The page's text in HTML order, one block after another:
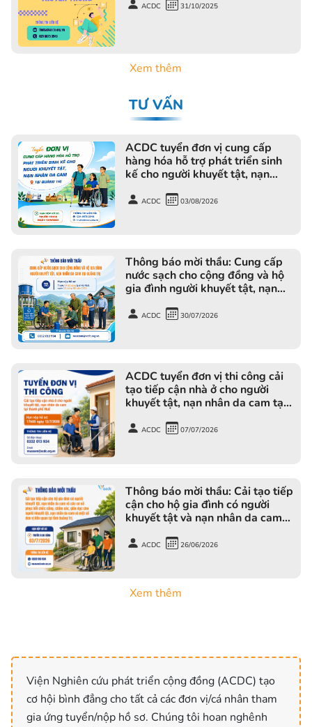
ACDC 31/10/2025
Xem thêm
TƯ VẤN
ACDC tuyển đơn vị cung cấp
hàng hóa hỗ trợ phát triển sinh
kế cho người khuyết tật, nạn
ACDC 03/08/2026
Thông báo mời thầu: Cung cấp
nước sạch cho cộng đồng và hộ
gia đình người khuyết tật, nạn
ACDC 30/07/2026
ACDC tuyển đơn vị thi công cải
tạo tiếp cận nhà ở cho người
khuyết tật, nạn nhân da cam tại
ACDC 07/07/2026
Thông báo mời thầu: Cải tạo tiếp
cận cho hộ gia đình có người
khuyết tật và nạn nhân da cam
ACDC 26/06/2026
Xem thêm
Viện Nghiên cứu phát triển cộng đồng (ACDC) tạo
cơ hội bình đẳng cho tất cả các đơn vị/cá nhân tham
gia ứng tuyển/nộp hồ sơ. Chúng tôi hoan nghênh